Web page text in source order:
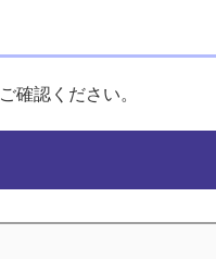
認ください。